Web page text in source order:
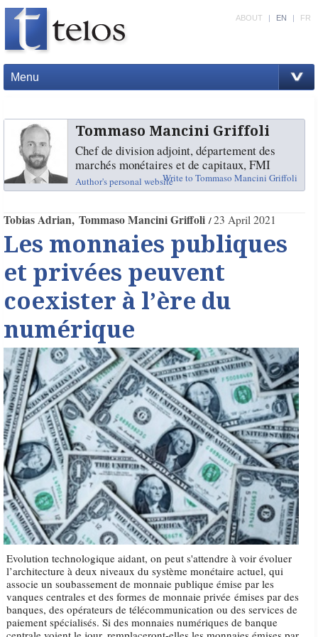
Menu
ABOUT | EN | FR
Tommaso Mancini Griffoli
Chef de division adjoint, département des
marchés monétaires et de capitaux, FMI
Author's personal websiteWrite to Tommaso Mancini Griffoli
Tobias Adrian Tommaso Mancini Griffoli 23 April 2021
Les monnaies publiques
et privées peuvent
coexister à l’ère du
numérique
Evolution technologique aidant, on peut s'attendre à voir évoluer
l’architecture à deux niveaux du système monétaire actuel, qui
associe un soubassement de monnaie publique émise par les
vanques centrales et des formes de monnaie privée émises par des
banques, des opérateurs de télécommunication ou des services de
paiement spécialisés. Si des monnaies numériques de banque